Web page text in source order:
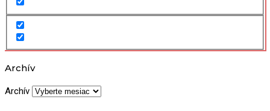
Archív
Archív